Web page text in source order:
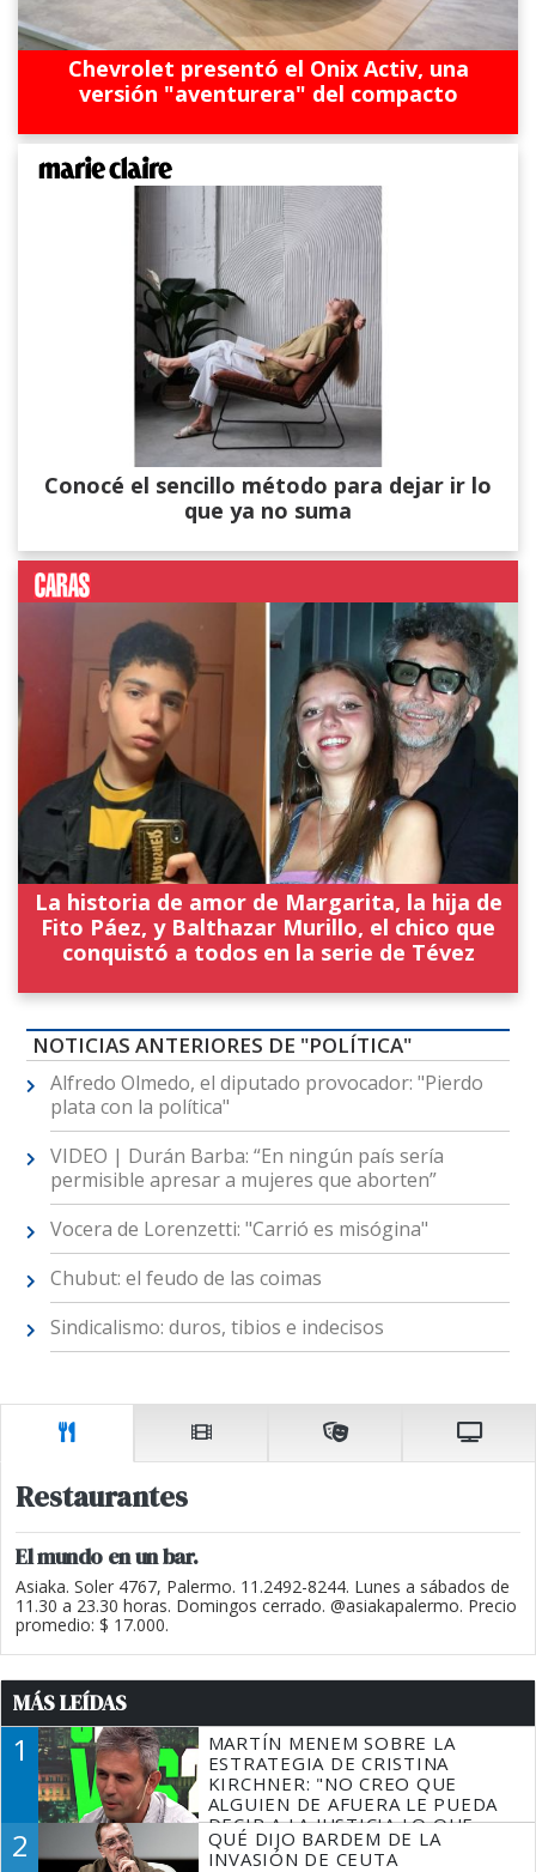
Chevrolet presentó el Onix Activ, una
versión "aventurera" del compacto
Conocé el sencillo método para dejar ir lo
que ya no suma
La historia de amor de Margarita, la hija de
Fito Páez, y Balthazar Murillo, el chico que
conquistó a todos en la serie de Tévez
NOTICIAS ANTERIORES DE "POLÍTICA"
Alfredo Olmedo, el diputado provocador: "Pierdo
plata con la política"
VIDEO | Durán Barba: “En ningún país sería
permisible apresar a mujeres que aborten”
Vocera de Lorenzetti: "Carrió es misógina"
Chubut: el feudo de las coimas
Sindicalismo: duros, tibios e indecisos
Restaurantes
El mundo en un bar.
Asiaka. Soler 4767, Palermo. 11.2492-8244. Lunes a sábados de
11.30 a 23.30 horas. Domingos cerrado. @asiakapalermo. Precio
promedio: $ 17.000.
MÁS LEÍDAS
1
MARTÍN MENEM SOBRE LA
ESTRATEGIA DE CRISTINA
KIRCHNER: "NO CREO QUE
ALGUIEN DE AFUERA LE PUEDA
DECIR A LA JUSTICIA LO QUE
TIENE QUE HACER"
2
QUÉ DIJO BARDEM DE LA
INVASIÓN DE CEUTA